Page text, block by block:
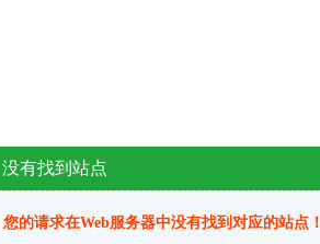
没有找到站点
您的请求在Web服务器中没有找到对应的站点！